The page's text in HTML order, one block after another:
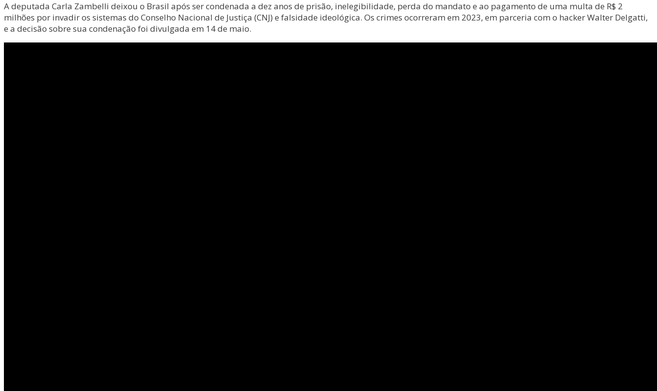
A deputada Carla Zambelli deixou o Brasil após ser condenada a dez anos de prisão, inelegibilidade, perda do mandato e ao pagamento de uma multa de R$ 2
milhões por invadir os sistemas do Conselho Nacional de Justiça (CNJ) e falsidade ideológica. Os crimes ocorreram em 2023, em parceria com o hacker Walter Delgatti,
e a decisão sobre sua condenação foi divulgada em 14 de maio.